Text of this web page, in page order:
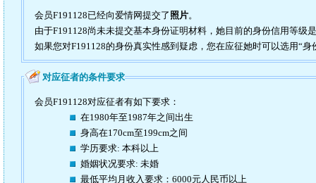
会员F191128已经向爱情网提交了 照片。
由于F191128尚未未提交基本身份证明材料，她目前的身份信用等级
如果您对F191128的身份真实性感到疑虑，您在应征她时可以选用“身
对应征者的条件要求
会员F191128对应征者有如下要求：
在1980年至1987年之间出生
身高在170cm至199cm之间
学历要求: 本科以上
婚姻状况要求: 未婚
最低平均月收入要求：6000元人民币以上